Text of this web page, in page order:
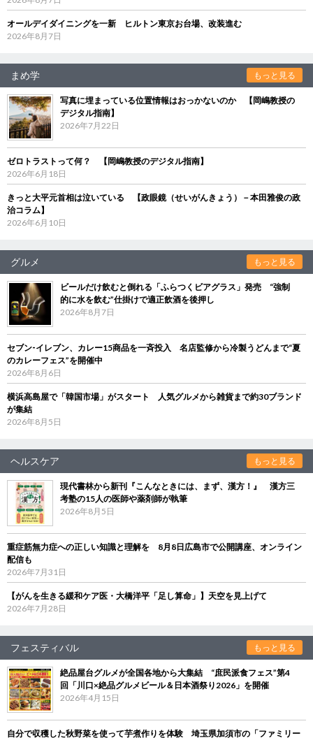
オールデイダイニングを一新 ヒルトン東京お台場、改装進む
2026年8月7日
まめ学 もっと見る
写真に埋まっている位置情報はおっかないのか 【岡嶋教授の
デジタル指南】
2026年7月22日
ゼロトラストって何？ 【岡嶋教授のデジタル指南】
2026年6月18日
きっと大平元首相は泣いている 【政眼鏡（せいがんきょう）－本田雅俊の政
治コラム】
2026年6月10日
グルメ もっと見る
ビールだけ飲むと倒れる「ふらつくビアグラス」発売 “強制
的に水を飲む”仕掛けで適正飲酒を後押し
2026年8月7日
セブン‐イレブン、カレー15商品を一斉投入 名店監修から冷製うどんまで“夏
のカレーフェス”を開催中
2026年8月6日
横浜高島屋で「韓国市場」がスタート 人気グルメから雑貨まで約30ブランド
が集結
2026年8月5日
ヘルスケア もっと見る
現代書林から新刊『こんなときには、まず、漢方！』 漢方三
考塾の15人の医師や薬剤師が執筆
2026年8月5日
重症筋無力症への正しい知識と理解を 8月8日広島市で公開講座、オンライン
配信も
2026年7月31日
【がんを生きる緩和ケア医・大橋洋平「足し算命」】天空を見上げて
2026年7月28日
フェスティバル もっと見る
絶品屋台グルメが全国各地から大集結 “庶民派食フェス”第4
回「川口×絶品グルメビール＆日本酒祭り2026」を開催
2026年4月15日
自分で収穫した秋野菜を使って芋煮作りを体験 埼玉県加須市の「ファミリー